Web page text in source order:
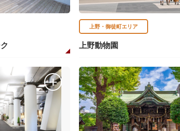
上野・御徒町エリア
上野動物園